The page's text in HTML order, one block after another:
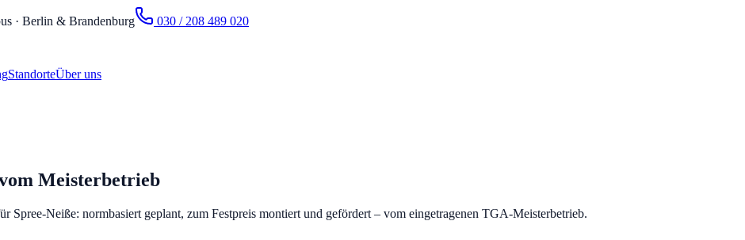
· Berlin & Brandenburg 030 / 208 489 020
StandorteÜber uns
Meisterbetrieb
Neiße: normbasiert geplant, zum Festpreis montiert und gefördert – vom eingetragenen TGA-Meisterbetrieb.